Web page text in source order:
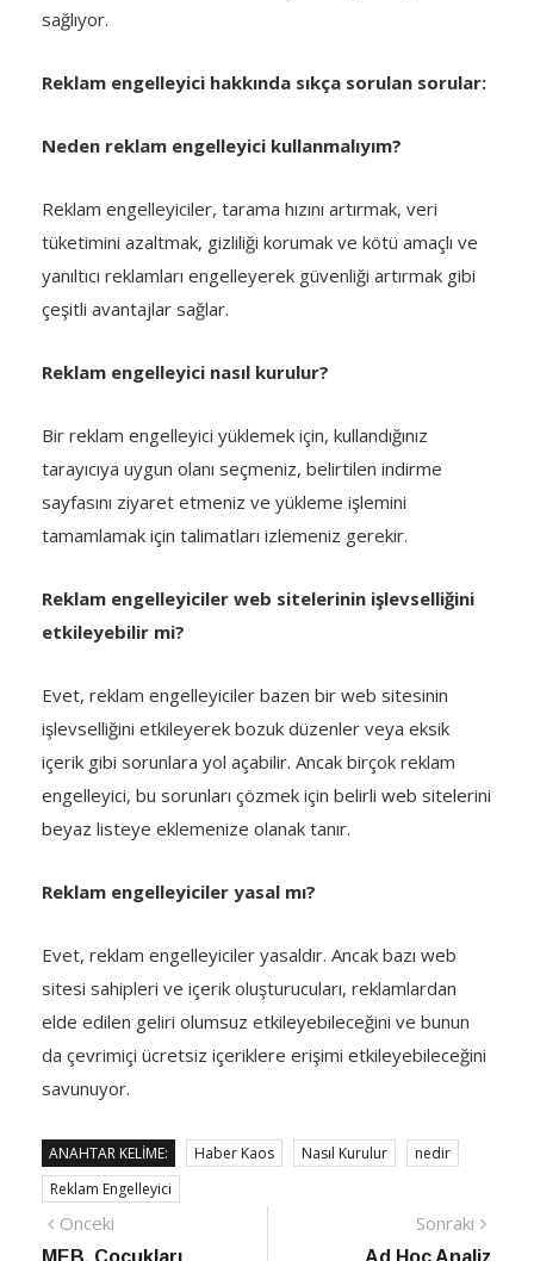
sağlıyor.
Reklam engelleyici hakkında sıkça sorulan sorular:
Neden reklam engelleyici kullanmalıyım?
Reklam engelleyiciler, tarama hızını artırmak, veri
tüketimini azaltmak, gizliliği korumak ve kötü amaçlı ve
yanıltıcı reklamları engelleyerek güvenliği artırmak gibi
çeşitli avantajlar sağlar.
Reklam engelleyici nasıl kurulur?
Bir reklam engelleyici yüklemek için, kullandığınız
tarayıcıya uygun olanı seçmeniz, belirtilen indirme
sayfasını ziyaret etmeniz ve yükleme işlemini
tamamlamak için talimatları izlemeniz gerekir.
Reklam engelleyiciler web sitelerinin işlevselliğini
etkileyebilir mi?
Evet, reklam engelleyiciler bazen bir web sitesinin
işlevselliğini etkileyerek bozuk düzenler veya eksik
içerik gibi sorunlara yol açabilir. Ancak birçok reklam
engelleyici, bu sorunları çözmek için belirli web sitelerini
beyaz listeye eklemenize olanak tanır.
Reklam engelleyiciler yasal mı?
Evet, reklam engelleyiciler yasaldır. Ancak bazı web
sitesi sahipleri ve içerik oluşturucuları, reklamlardan
elde edilen geliri olumsuz etkileyebileceğini ve bunun
da çevrimiçi ücretsiz içeriklere erişimi etkileyebileceğini
savunuyor.
ANAHTAR KELIME: Haber Kaos Nasıl Kurulur
nedir
Reklam Engelleyici
Yazı
Önceki
haber
Sonraki